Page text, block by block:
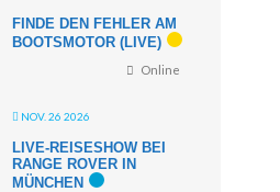
FINDE DEN FEHLER AM
BOOTSMOTOR (LIVE)
Online
NOV. 26 2026
LIVE-REISESHOW BEI
RANGE ROVER IN
MÜNCHEN